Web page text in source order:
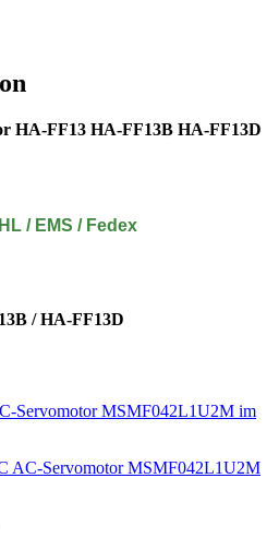
HA-FF13 HA-FF13B HA-FF13D
/ EMS / Fedex
/ HA-FF13D
AC-Servomotor MSMF042L1U2M